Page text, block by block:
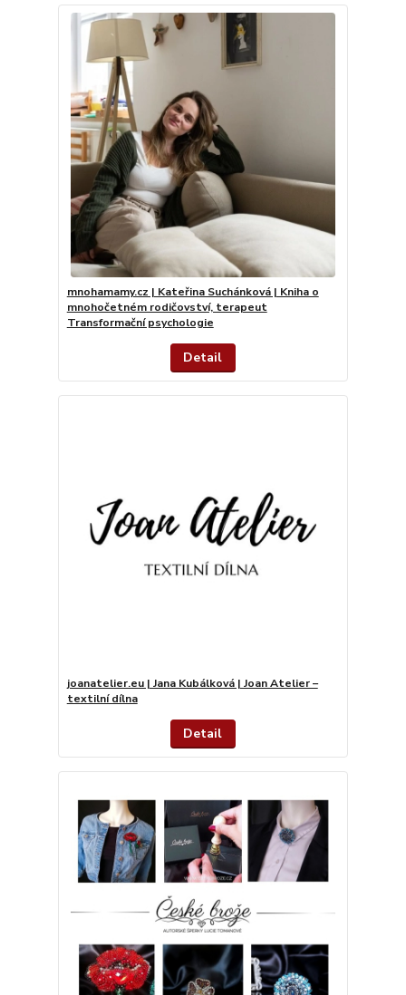
mnohamamy.cz | Kateřina Suchánková | Kniha o
mnohočetném rodičovství, terapeut
Transformační psychologie
Detail
joanatelier.eu | Jana Kubálková | Joan Atelier –
textilní dílna
Detail